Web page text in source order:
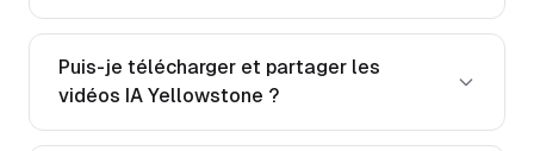
Puis-je télécharger et partager les
vidéos IA Yellowstone ?